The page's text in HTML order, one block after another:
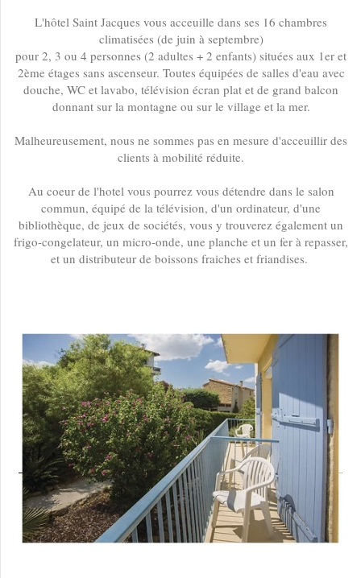
L'hôtel Saint Jacques vous acceuille dans ses 16 chambres
climatisées (de juin à septembre)
pour 2, 3 ou 4 personnes (2 adultes + 2 enfants) situées aux 1er et
2ème étages sans ascenseur. Toutes équipées de salles d'eau avec
douche, WC et lavabo, télévision écran plat et de grand balcon
donnant sur la montagne ou sur le village et la mer.
Malheureusement, nous ne sommes pas en mesure d'acceuillir des
clients à mobilité réduite.
Au coeur de l'hotel vous pourrez vous détendre dans le salon
commun, équipé de la télévision, d'un ordinateur, d'une
bibliothèque, de jeux de sociétés, vous y trouverez également un
frigo-congelateur, un micro-onde, une planche et un fer à repasser,
et un distributeur de boissons fraiches et friandises.